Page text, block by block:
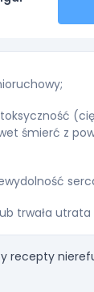
śmierć z
trwała utrata
recepty